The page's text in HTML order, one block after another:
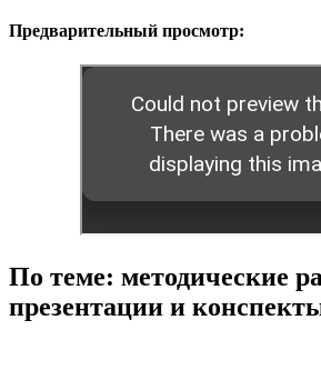
Предварительный просмотр:
По теме: методические
презентации и